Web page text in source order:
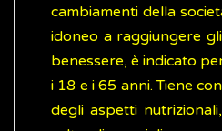
cambiamenti della
idoneo a raggiungere
benessere, è indicato
i 18 e i 65 anni. Tiene
degli aspetti